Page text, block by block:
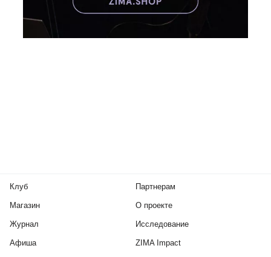
Клуб
Магазин
Журнал
Афиша
Партнерам
О проекте
Исследование
ZIMA Impact